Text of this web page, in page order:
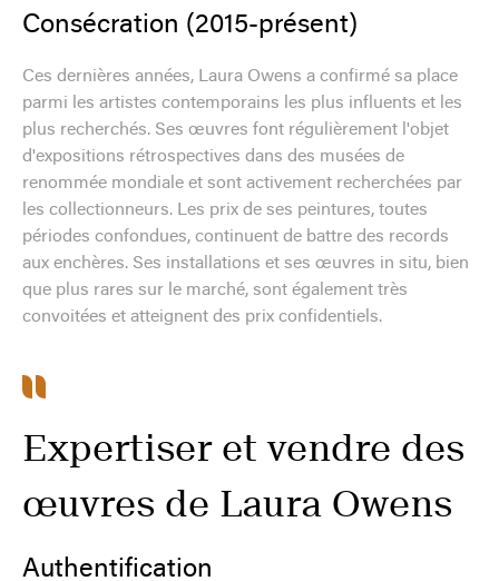
Consécration (2015-présent)
Ces dernières années, Laura Owens a confirmé sa place
parmi les artistes contemporains les plus influents et les
plus recherchés. Ses œuvres font régulièrement l'objet
d'expositions rétrospectives dans des musées de
renommée mondiale et sont activement recherchées par
les collectionneurs. Les prix de ses peintures, toutes
périodes confondues, continuent de battre des records
aux enchères. Ses installations et ses œuvres in situ, bien
que plus rares sur le marché, sont également très
convoitées et atteignent des prix confidentiels.
Expertiser et vendre des
œuvres de Laura Owens
Authentification